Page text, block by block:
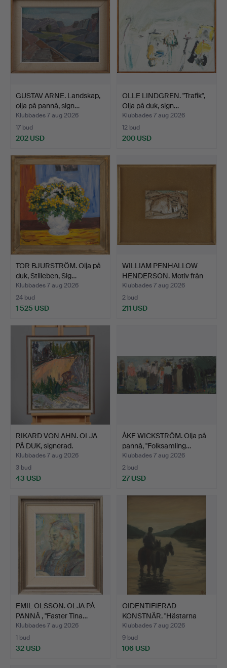
GUSTAV ARNE. Landskap,
olja på pannå, sign…
Klubbades 7 aug 2026
17 bud
202 USD
OLLE LINDGREN. "Trafik",
Olja på duk, sign…
Klubbades 7 aug 2026
12 bud
200 USD
TOR BJURSTRÖM. Olja på
duk, Stilleben, Sig…
Klubbades 7 aug 2026
24 bud
1 525 USD
WILLIAM PENHALLOW
HENDERSON. Motiv från
Ne…
Klubbades 7 aug 2026
2 bud
211 USD
RIKARD VON AHN. OLJA
PÅ DUK, signerad.
Klubbades 7 aug 2026
3 bud
43 USD
ÅKE WICKSTRÖM. Olja på
pannå, "Folksamling…
Klubbades 7 aug 2026
2 bud
27 USD
EMIL OLSSON. OLJA PÅ
PANNÅ , "Faster Tina…
Klubbades 7 aug 2026
1 bud
32 USD
OIDENTIFIERAD
KONSTNÄR. "Hästarna
vattnas"…
Klubbades 7 aug 2026
9 bud
106 USD